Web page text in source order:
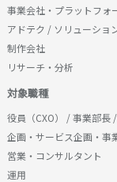
■第３条（本サ
弊社は、以下の
断で提供するも
(1)電話やe-mail
(2)個別担当者に
(3)求人情報の提供
(4)求人企業への
(5)その他利用者
切のサービス
4．個人情報へ
壊・改竄・漏洩
物理的に合理的
場合、すみやか
5．皆様からお
摯に対応し、ま
報保護水準の改
事業会社・プラットフォ
アドテク / ソリューショ
制作会社
リサーチ・分析
対象職種
役員（CXO） / 事業部長
企画・サービス企画・事
営業・コンサルタント
運用